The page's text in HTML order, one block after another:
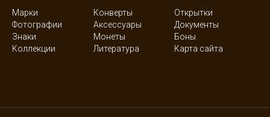
Марки Конверты
Открытки
Фотографии
Аксессуары
Документы
Знаки
Монеты
Боны
Коллекции
Литература Карта сайта